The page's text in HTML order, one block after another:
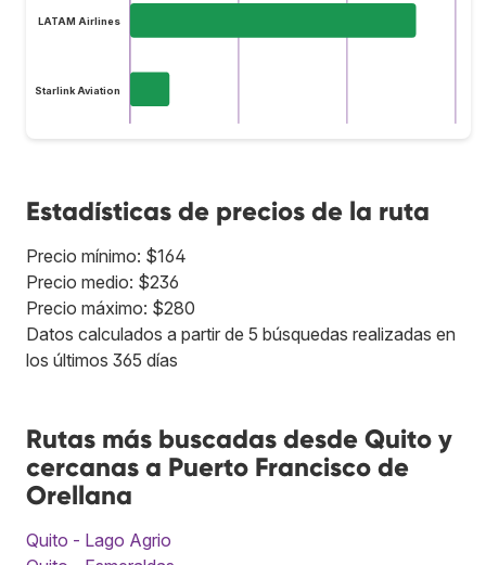
LATAM Airlines
Starlink Aviation
Estadísticas de precios de la ruta
Precio mínimo: $164
Precio medio: $236
Precio máximo: $280
Datos calculados a partir de 5 búsquedas realizadas en
los últimos 365 días
Rutas más buscadas desde Quito y
cercanas a Puerto Francisco de
Orellana
Quito - Lago Agrio